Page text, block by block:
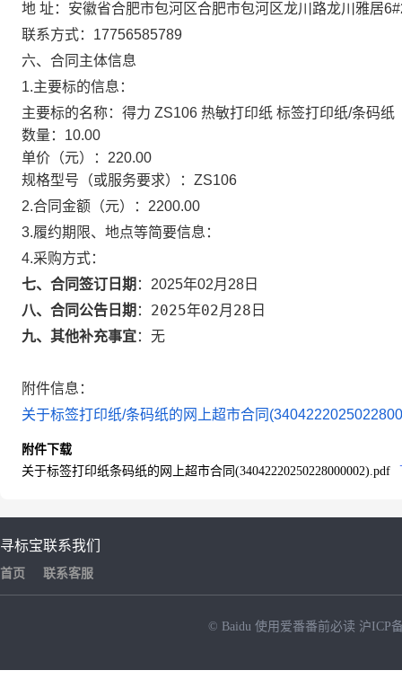
地 址： 安徽省合肥市包河区合肥市包河区龙川路龙川雅居
联系方式： 17756585789
六、合同主体信息
1.主要标的信息：
主要标的名称： 得力 ZS106 热敏打印纸 标签打印纸/条码纸
数量： 10.00
单价（元）： 220.00
规格型号（或服务要求）： ZS106
2.合同金额（元）： 2200.00
3.履约期限、地点等简要信息：
4.采购方式：
七、合同签订日期 ： 2025年02月28日
八、合同公告日期 ： 2025年02月28日
九、其他补充事宜： 无
附件信息：
关于标签打印纸/条码纸的网上超市合同
附件下载
关于标签打印纸条码纸的网上超市合同(34042220250228000002).pdf
寻标宝
首页
联系我们
联系客服
© Baidu 使用爱番番前必读 沪ICP